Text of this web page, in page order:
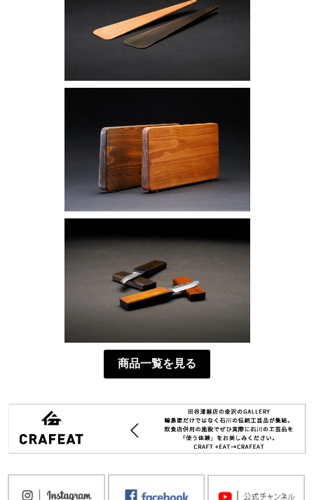
商品一覧を見る